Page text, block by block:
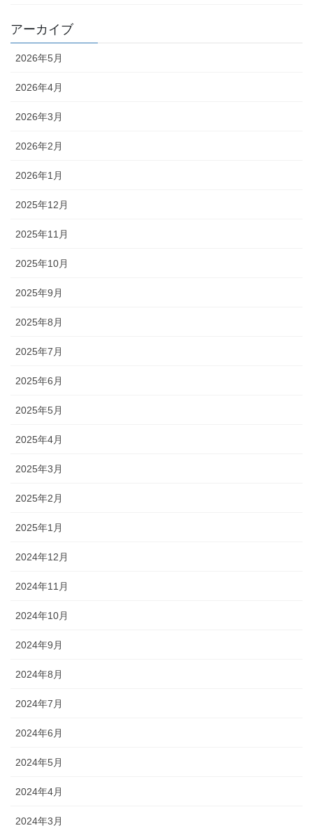
アーカイブ
2026年5月
2026年4月
2026年3月
2026年2月
2026年1月
2025年12月
2025年11月
2025年10月
2025年9月
2025年8月
2025年7月
2025年6月
2025年5月
2025年4月
2025年3月
2025年2月
2025年1月
2024年12月
2024年11月
2024年10月
2024年9月
2024年8月
2024年7月
2024年6月
2024年5月
2024年4月
2024年3月